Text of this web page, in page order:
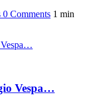
0 Comments 1 min
Vespa…